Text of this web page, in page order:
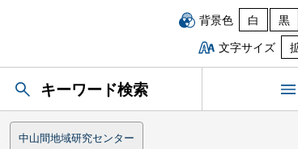
背景色 白 黒
文字サイズ
キーワード検索
中山間地域研究センター